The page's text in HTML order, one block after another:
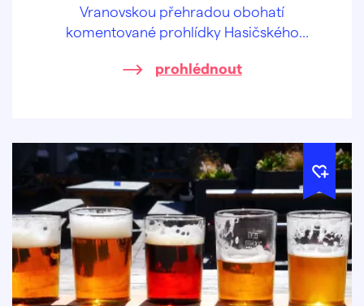
Vranovskou přehradou obohatí
komentované prohlídky Hasičského
prohlédnout